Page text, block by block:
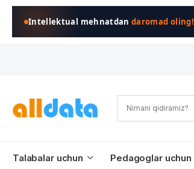
Intellektual mehnatdandaromad oling!
Talabalar uchun Pedagoglar uchun